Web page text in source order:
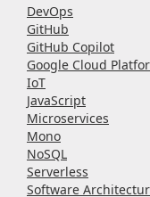
DevOps
GitHub
GitHub Copilot
Google Cloud
IoT
JavaScript
Microservices
Mono
NoSQL
Serverless
Software